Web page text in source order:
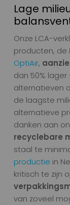
Lage
Onze LCA-
producten, de
OptiAir,
dan 50%
alternatieven
de laagste
alternatieve
danken aan
recyclebare
staal te
productie in
kritisch te zijn
van zoveel